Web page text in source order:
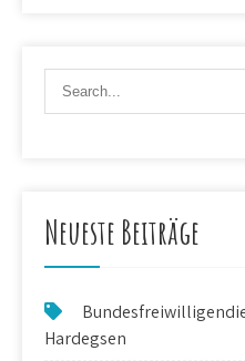
Neueste Beiträge
Hardegsen